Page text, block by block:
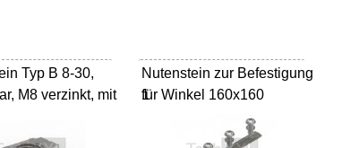
Typ B 8-30,
M8 verzinkt, mit
Nutenstein zur Befestigung
für Winkel 160x160
1